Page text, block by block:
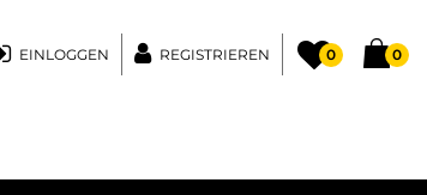
0 0
REGISTRIEREN
EINLOGGEN